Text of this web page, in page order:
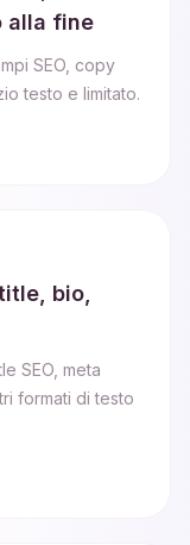
alla fine
SEO, copy
testo e limitato.
bio,
SEO, meta
formati di testo